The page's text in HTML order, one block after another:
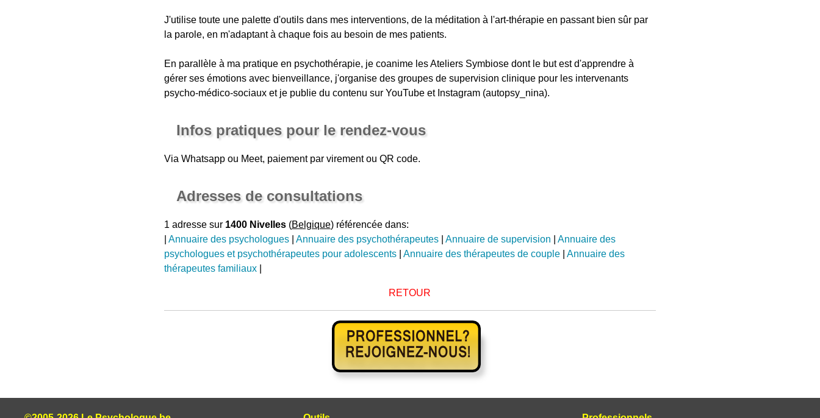
J'utilise toute une palette d'outils dans mes interventions, de la méditation à l'art-thérapie en passant bien sûr par
la parole, en m'adaptant à chaque fois au besoin de mes patients.
En parallèle à ma pratique en psychothérapie, je coanime les Ateliers Symbiose dont le but est d'apprendre à
gérer ses émotions avec bienveillance, j'organise des groupes de supervision clinique pour les intervenants
psycho-médico-sociaux et je publie du contenu sur YouTube et Instagram (autopsy_nina).
Infos pratiques pour le rendez-vous
Via Whatsapp ou Meet, paiement par virement ou QR code.
Adresses de consultations
1 adresse sur 1400 Nivelles(Belgique) référencée dans:
Annuaire des psychologues| Annuaire des psychothérapeutes| Annuaire de supervision
Annuaire des
psychologues et psychothérapeutes pour adolescents| Annuaire des thérapeutes de couple| Annuaire des
thérapeutes familiaux|
RETOUR